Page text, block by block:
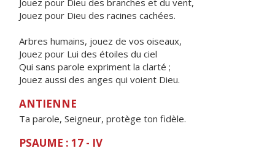
Jouez pour Dieu des branches et du vent,
Jouez pour Dieu des racines cachées.
Arbres humains, jouez de vos oiseaux,
Jouez pour Lui des étoiles du ciel
Qui sans parole expriment la clarté ;
Jouez aussi des anges qui voient Dieu.
ANTIENNE
Ta parole, Seigneur, protège ton fidèle.
PSAUME : 17 - IV